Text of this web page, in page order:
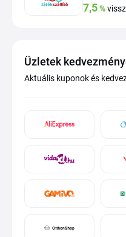
7,5%
Üzletek
Aktuális kuponok és